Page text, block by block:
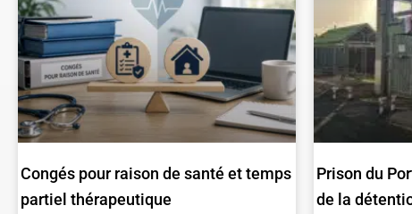
Congés pour raison de santé et temps
partiel thérapeutique
Prison du
de la